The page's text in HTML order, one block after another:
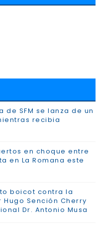
de SFM se lanza de un
recibia
en choque entre
en La Romana este
boicot contra la
Sención Cherry
Dr. Antonio Musa